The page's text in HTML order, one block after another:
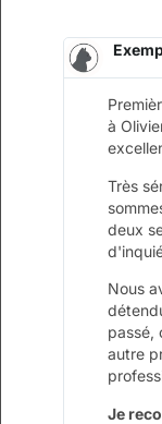
à
Très
deux
Nous
passé,
autre
Je